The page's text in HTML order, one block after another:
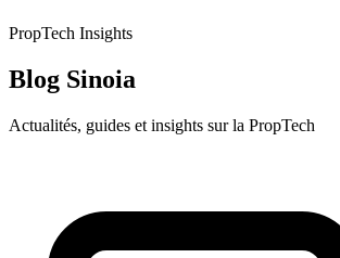
PropTech Insights
Blog Sinoia
Actualités, guides et insights sur la PropTech